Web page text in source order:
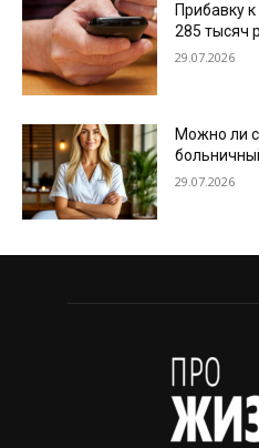
Прибавку
285 тысяч
29.07.2026
Можно ли
29.07.2026